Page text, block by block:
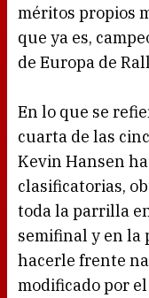
méritos propios
que ya es,
de Europa de
En lo que se
cuarta de las
Kevin Hansen
clasificatorias,
toda la parrilla
semifinal y en la
hacerle frente
modificado por